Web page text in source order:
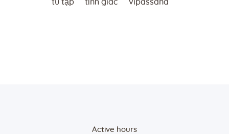
tu tập tỉnh giác vipassana
Active hours